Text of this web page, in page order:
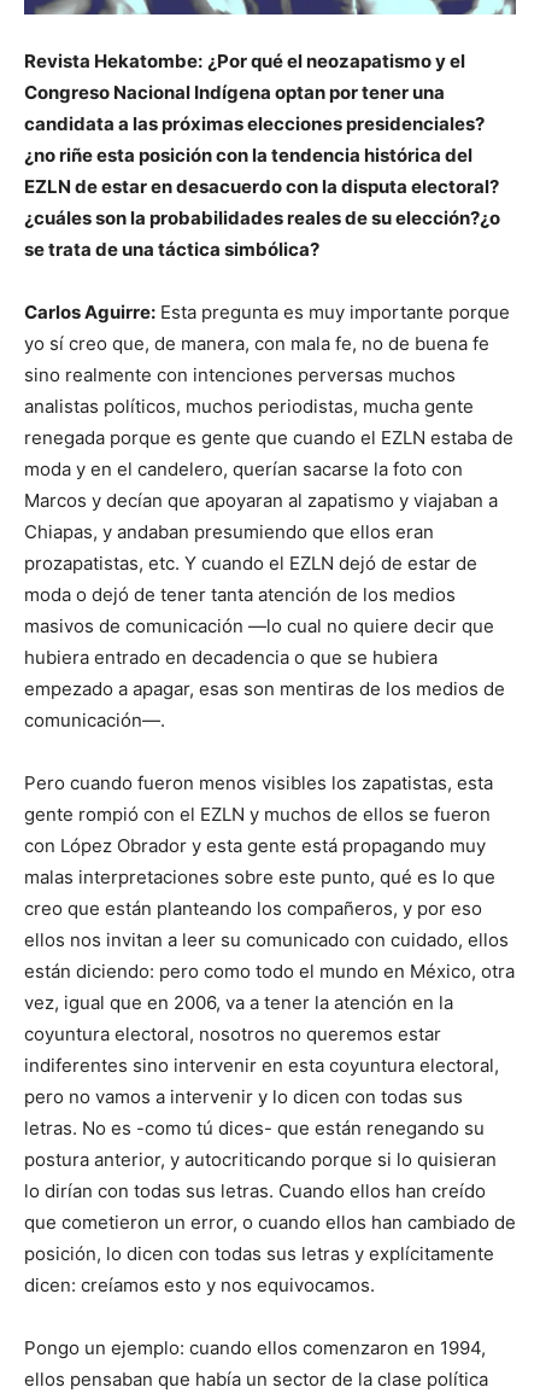
Revista Hekatombe: ¿Por qué el neozapatismo y el
Congreso Nacional Indígena optan por tener una
candidata a las próximas elecciones presidenciales?
¿no riñe esta posición con la tendencia histórica del
EZLN de estar en desacuerdo con la disputa electoral?
¿cuáles son la probabilidades reales de su elección?¿o
se trata de una táctica simbólica?
Carlos Aguirre: Esta pregunta es muy importante porque
yo sí creo que, de manera, con mala fe, no de buena fe
sino realmente con intenciones perversas muchos
analistas políticos, muchos periodistas, mucha gente
renegada porque es gente que cuando el EZLN estaba de
moda y en el candelero, querían sacarse la foto con
Marcos y decían que apoyaran al zapatismo y viajaban a
Chiapas, y andaban presumiendo que ellos eran
prozapatistas, etc. Y cuando el EZLN dejó de estar de
moda o dejó de tener tanta atención de los medios
masivos de comunicación —lo cual no quiere decir que
hubiera entrado en decadencia o que se hubiera
empezado a apagar, esas son mentiras de los medios de
comunicación—.
Pero cuando fueron menos visibles los zapatistas, esta
gente rompió con el EZLN y muchos de ellos se fueron
con López Obrador y esta gente está propagando muy
malas interpretaciones sobre este punto, qué es lo que
creo que están planteando los compañeros, y por eso
ellos nos invitan a leer su comunicado con cuidado, ellos
están diciendo: pero como todo el mundo en México, otra
vez, igual que en 2006, va a tener la atención en la
coyuntura electoral, nosotros no queremos estar
indiferentes sino intervenir en esta coyuntura electoral,
pero no vamos a intervenir y lo dicen con todas sus
letras. No es -como tú dices- que están renegando su
postura anterior, y autocriticando porque si lo quisieran
lo dirían con todas sus letras. Cuando ellos han creído
que cometieron un error, o cuando ellos han cambiado de
posición, lo dicen con todas sus letras y explícitamente
dicen: creíamos esto y nos equivocamos.
Pongo un ejemplo: cuando ellos comenzaron en 1994,
ellos pensaban que había un sector de la clase política